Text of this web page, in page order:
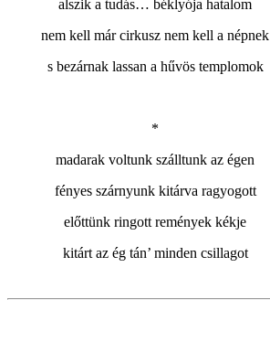
alszik a tudás… béklyója hatalom
nem kell már cirkusz nem kell a népnek
s bezárnak lassan a hűvös templomok
*
madarak voltunk szálltunk az égen
fényes szárnyunk kitárva ragyogott
előttünk ringott remények kékje
kitárt az ég tán’ minden csillagot